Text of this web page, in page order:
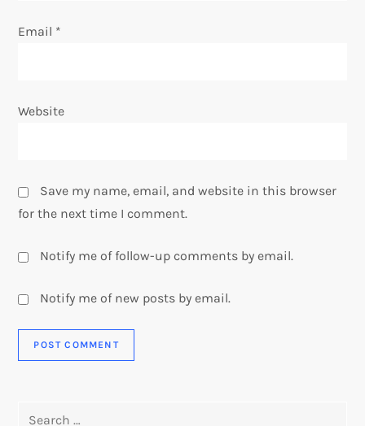
Email *
Website
Save my name, email, and website in this browser
for the next time I comment.
Notify me of follow-up comments by email.
Notify me of new posts by email.